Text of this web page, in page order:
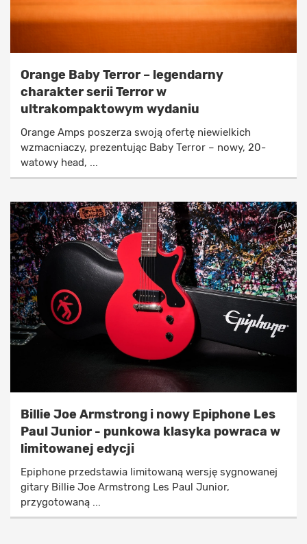
Orange Baby Terror – legendarny
charakter serii Terror w
ultrakompaktowym wydaniu
Orange Amps poszerza swoją ofertę niewielkich
wzmacniaczy, prezentując Baby Terror – nowy, 20-
watowy head, ...
Billie Joe Armstrong i nowy Epiphone Les
Paul Junior - punkowa klasyka powraca w
limitowanej edycji
Epiphone przedstawia limitowaną wersję sygnowanej
gitary Billie Joe Armstrong Les Paul Junior,
przygotowaną ...